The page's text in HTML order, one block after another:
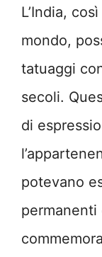
L’India,
mondo,
tatuaggi
secoli.
di
potevano